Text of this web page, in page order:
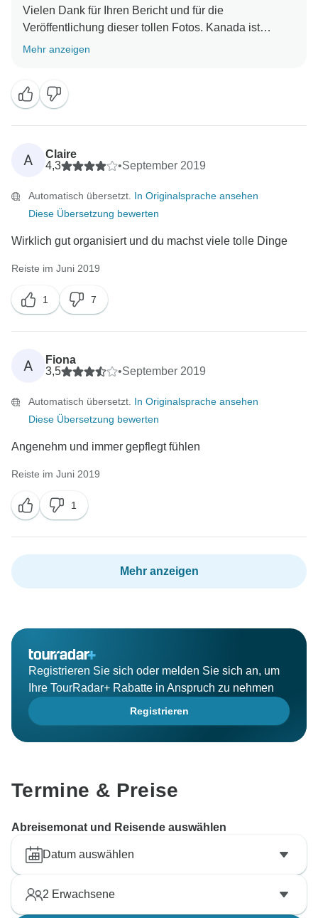
Vielen Dank für Ihren Bericht und für die
Veröffentlichung dieser tollen Fotos. Kanada ist
wirklich ein wunderschönes Land. Es ist schön zu
Reiseroute nach Ihrem Geschmack finden und wir Sie
bald wieder auf einem unserer Abenteuer begrüßen
Mehr anzeigen
A
Claire
4,3
•September 2019
Automatisch übersetzt. In Originalsprache ansehen
Diese Übersetzung bewerten
Wirklich gut organisiert und du machst viele tolle Dinge
Reiste im Juni 2019
1 7
A
Fiona
3,5
•September 2019
Automatisch übersetzt. In Originalsprache ansehen
Diese Übersetzung bewerten
Angenehm und immer gepflegt fühlen
Reiste im Juni 2019
1
Mehr anzeigen
Registrieren Sie sich oder melden Sie sich an, um
Ihre TourRadar+ Rabatte in Anspruch zu nehmen
Registrieren
Termine & Preise
Abreisemonat und Reisende auswählen
Datum auswählen
2 Erwachsene